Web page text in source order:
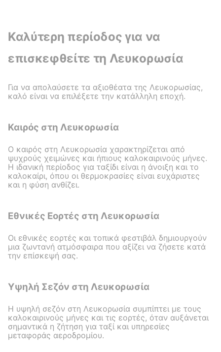
Καλύτερη περίοδος για να
επισκεφθείτε τη Λευκορωσία
Για να απολαύσετε τα αξιοθέατα της Λευκορωσίας,
καλό είναι να επιλέξετε την κατάλληλη εποχή.
Καιρός στη Λευκορωσία
Ο καιρός στη Λευκορωσία χαρακτηρίζεται από
ψυχρούς χειμώνες και ήπιους καλοκαιρινούς μήνες.
Η ιδανική περίοδος για ταξίδι είναι η άνοιξη και το
καλοκαίρι, όπου οι θερμοκρασίες είναι ευχάριστες
και η φύση ανθίζει.
Εθνικές Εορτές στη Λευκορωσία
Οι εθνικές εορτές και τοπικά φεστιβάλ δημιουργούν
μια ζωντανή ατμόσφαιρα που αξίζει να ζήσετε κατά
την επίσκεψή σας.
Υψηλή Σεζόν στη Λευκορωσία
Η υψηλή σεζόν στη Λευκορωσία συμπίπτει με τους
καλοκαιρινούς μήνες και τις εορτές, όταν αυξάνεται
σημαντικά η ζήτηση για ταξί και υπηρεσίες
μεταφοράς αεροδρομίου.